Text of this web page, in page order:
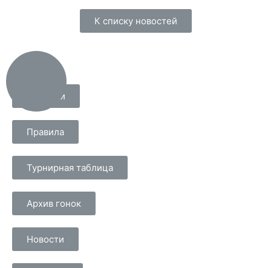
К списку новостей
Локации
Правила
Турнирная таблица
Архив гонок
Новости